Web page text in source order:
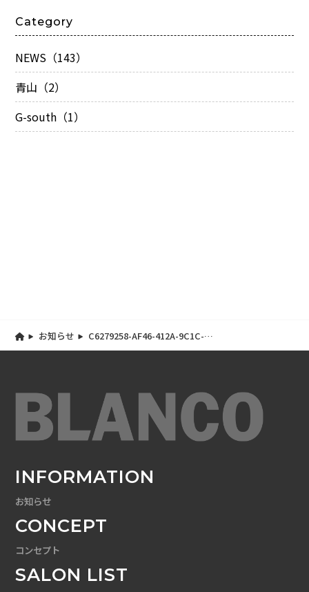
Category
NEWS（143）
青山（2）
G-south（1）
お知らせ
C6279258-AF46-412A-9C1C-
B90820CFA247
INFORMATION
お知らせ
CONCEPT
コンセプト
SALON LIST